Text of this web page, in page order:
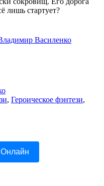
лишь стартует?
Василенко
, Героическое фэнтези,
Онлайн